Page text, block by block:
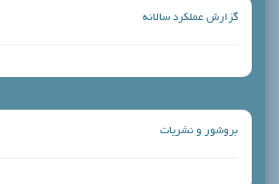
گزارش عملكرد سالانه
بروشور و نشريات